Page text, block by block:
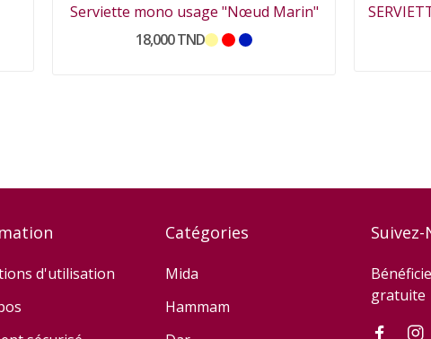
Serviette mono usage "Nœud Marin"
18,000 TND
d'utilisation
Catégories
Mida
Hammam
Suivez-
gratuite